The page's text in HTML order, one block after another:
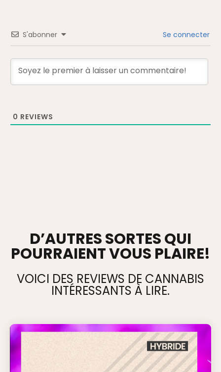
S'abonner Se connecter
0 REVIEWS
D’AUTRES SORTES QUI
POURRAIENT VOUS PLAIRE!
VOICI DES REVIEWS DE CANNABIS
INTÉRESSANTS À LIRE.